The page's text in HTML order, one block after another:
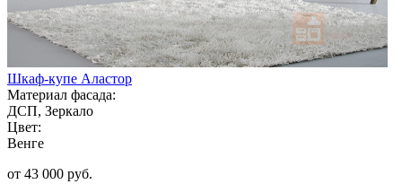
Шкаф-купе Аластор
Материал фасада:
ДСП, Зеркало
Цвет:
Венге
от 43 000 руб.